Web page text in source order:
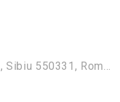
Bulevardul General Vasile Milea 29, Sibiu 550331, România